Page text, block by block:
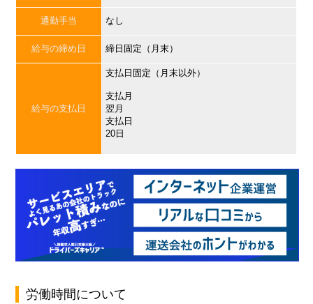
通勤手当 なし
給与の締め日 締日固定（月末）
給与の支払日
支払日固定（月末以外）
支払月
翌月
支払日
20日
労働時間について